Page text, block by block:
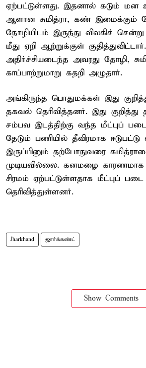
ஏற்பட்டுள்ளது. இதனால் கடும் மன
ஆளான சுமித்ரா, கண் இமைக்கும்
தோழியிடம் இருந்து விலகிச் சென்று
மீது ஏறி ஆற்றுக்குள்
அதிர்ச்சியடைந்த அவரது தோழி,
காப்பாற்றுமாறு கதறி அழுதார்.
அங்கிருந்த பொதுமக்கள் இது
தகவல் தெரிவித்தனர். இது குறித்து
சம்பவ இடத்திற்கு வந்த மீட்புப்
தேடும் பணியில் தீவிரமாக ஈடுபட்டு
இருப்பினும் தற்போதுவரை
முடியவில்லை. கனமழை காரணமாக
சிரமம் ஏற்பட்டுள்ளதாக மீட்புப்
தெரிவித்துள்ளனர்.
Jharkhand ஜார்க்கண்ட்
Show Comments